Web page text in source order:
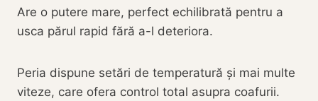
Are o putere mare, perfect echilibrată pentru a
usca părul rapid fără a-l deteriora.
Peria dispune setări de temperatură și mai multe
viteze, care ofera control total asupra coafurii.